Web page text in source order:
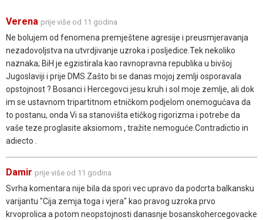
Verena prije više od 11 godina
Ne bolujem od fenomena premještene agresije i preusmjeravanja
nezadovoljstva na utvrdjivanje uzroka i posljedice.Tek nekoliko
naznaka; BiH je egzistirala kao ravnopravna republika u bivšoj
Jugoslaviji i prije DMS.Zašto bi se danas mojoj zemlji osporavala
opstojnost ? Bosanci i Hercegovci jesu kruh i sol moje zemlje, ali dok
im se ustavnom tripartitnom etničkom podjelom onemogućava da
to postanu, onda Vi sa stanovišta etičkog rigorizma i potrebe da
vaše teze proglasite aksiomom , tražite nemoguće.Contradictio in
adiecto .
Damir prije više od 11 godina
Svrha komentara nije bila da spori vec upravo da podcrta balkansku
varijantu "Cija zemja toga i vjera" kao pravog uzroka prvo
krvoprolica a potom neopstojnosti danasnje bosanskohercegovacke